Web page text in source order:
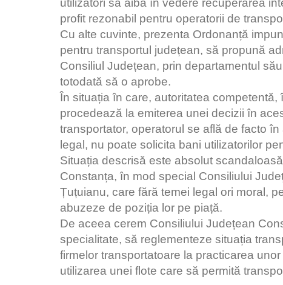
utilizatori să aibă în vedere recuperarea
profit rezonabil pentru operatorii de
Cu alte cuvinte, prezenta Ordonanță
pentru transportul județean, să propună
Consiliul Județean, prin departamentul
totodată să o aprobe.
În situația în care, autoritatea
procedează la emiterea unei decizii în
transportator, operatorul se află de facto
legal, nu poate solicita bani utilizatorilor
Situația descrisă este absolut
Constanța, în mod special Consiliului
Țuțuianu, care fără temei legal ori moral,
abuzeze de poziția lor pe piață.
De aceea cerem Consiliului Județean
specialitate, să reglementeze situația
firmelor transportatoare la practicarea
utilizarea unei flote care să permită